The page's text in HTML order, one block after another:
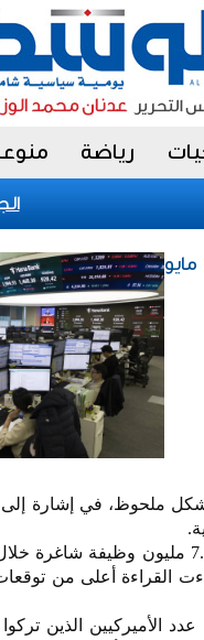
رياضة
ملحوظ، في إشارة
في مارس وهو أعلى مستوى منذ مايو 2024. وجاءت
الأميركيين الذين